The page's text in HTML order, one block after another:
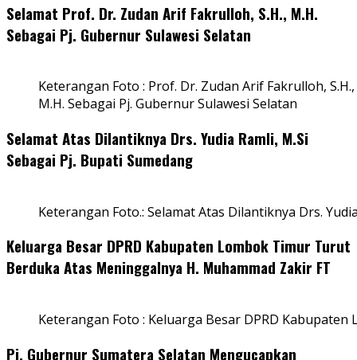
Selamat Prof. Dr. Zudan Arif Fakrulloh, S.H., M.H.
Sebagai Pj. Gubernur Sulawesi Selatan
Keterangan Foto : Prof. Dr. Zudan Arif Fakrulloh, S.H.,
M.H. Sebagai Pj. Gubernur Sulawesi Selatan
Selamat Atas Dilantiknya Drs. Yudia Ramli, M.Si
Sebagai Pj. Bupati Sumedang
Keterangan Foto.: Selamat Atas Dilantiknya Drs.
Keluarga Besar DPRD Kabupaten Lombok Timur Turut
Berduka Atas Meninggalnya H. Muhammad Zakir FT
Keterangan Foto : Keluarga Besar DPRD
Pj. Gubernur Sumatera Selatan Mengucapkan